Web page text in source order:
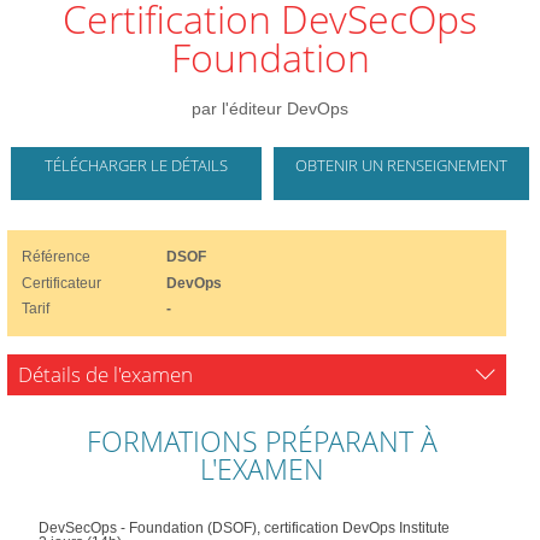
Certification DevSecOps
Foundation
par l'éditeur DevOps
TÉLÉCHARGER LE DÉTAILS OBTENIR UN RENSEIGNEMENT
Référence
DSOF
Certificateur
DevOps
Tarif
-
Détails de l'examen
FORMATIONS PRÉPARANT À
L'EXAMEN
DevSecOps - Foundation (DSOF), certification DevOps Institute